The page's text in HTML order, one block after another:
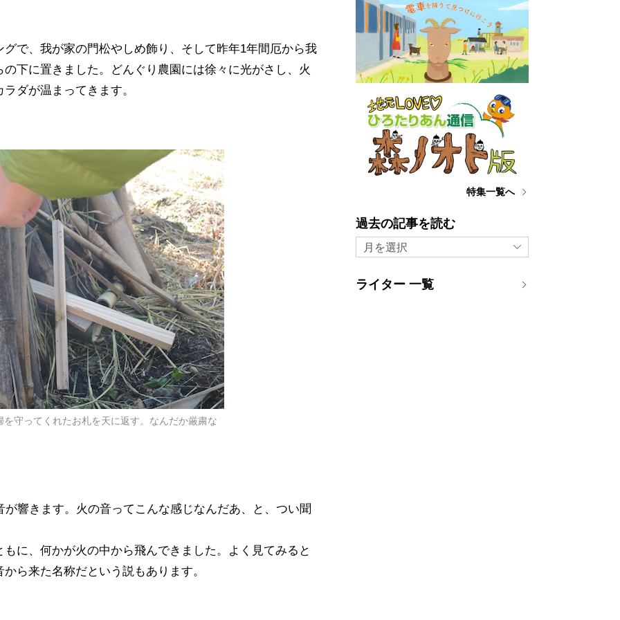
で、我が家の門松やしめ飾り、そして昨年1年間厄から我
下に置きました。どんぐり農園には徐々に光がさし、火
ダが温まってきます。
守ってくれたお札を天に返す。なんだか厳粛な
響きます。火の音ってこんな感じなんだあ、と、つい聞
に、何かが火の中から飛んできました。よく見てみると
ら来た名称だという説もあります。
特集一覧へ
過去の記事を読む
月を選択
ライター 一覧